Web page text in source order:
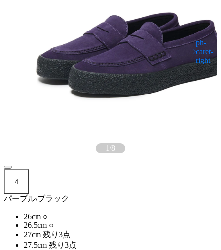
1/8
4
パープル/ブラック
26cm ○
26.5cm ○
27cm 残り3点
27.5cm 残り3点